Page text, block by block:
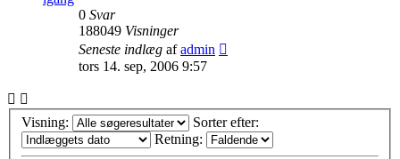
0 Svar
188049 Visninger
Seneste indlæg afadmin
tors 14. sep, 2006 9:57
Visning:
Sorter efter:
Retning: